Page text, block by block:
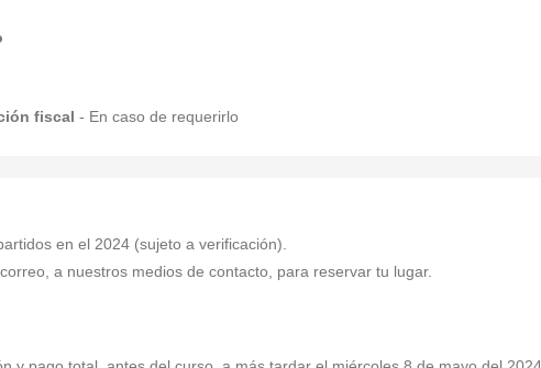
fiscal - En caso de requerirlo
en el 2024 (sujeto a verificación).
a nuestros medios de contacto, para reservar tu lugar.